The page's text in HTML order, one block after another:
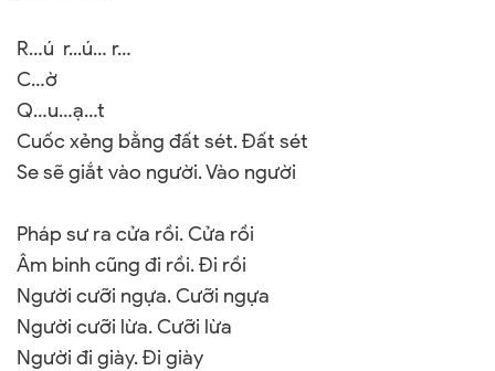
R…ú r...ú… r…
C…ờ
Q…u…ạ…t
Cuốc xẻng bằng đất sét. Đất sét
Se sẽ giắt vào người. Vào người
Pháp sư ra cửa rồi. Cửa rồi
Âm binh cũng đi rồi. Đi rồi
Người cưỡi ngựa. Cưỡi ngựa
Người cưỡi lừa. Cưỡi lừa
Người đi giày. Đi giày